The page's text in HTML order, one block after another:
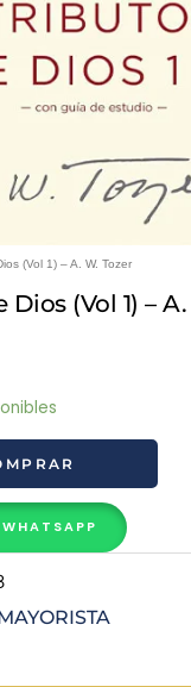
(Vol 1) – A. W. Tozer
(Vol 1) –